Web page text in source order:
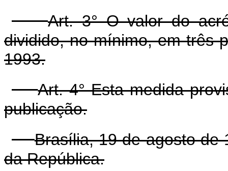
Art. 3° O valor do
dividido, no mínimo, em três
1993.
Art. 4° Esta medida
publicação.
Brasília, 19 de agosto de
da República.